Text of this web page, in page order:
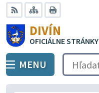
Preskočiť
na
obsah
RSS Mapa
DIVÍN
OFICIÁLNE STRÁNKY
PREPNÚŤ
MENU Hľadať: